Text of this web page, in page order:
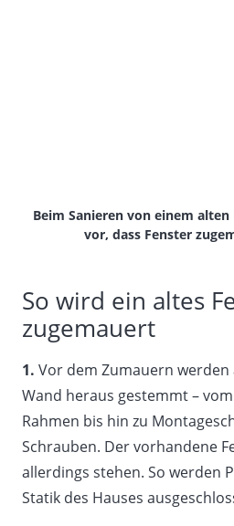
Beim Sanieren von einem
vor, dass Fenster
So wird ein altes
zugemauert
1. Vor dem Zumauern werden
Wand heraus gestemmt –
Rahmen bis hin zu
Schrauben. Der vorhandene
allerdings stehen. So werden
Statik des Hauses